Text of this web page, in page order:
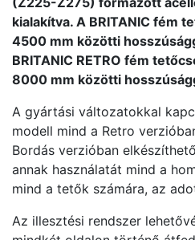
kialakítva. A BRITANIC fém
4500 mm közötti
BRITANIC RETRO fém
8000 mm közötti
A gyártási változatokkal
modell mind a Retro
Bordás verzióban
annak használatát mind a
mind a tetők számára, az
Az illesztési rendszer